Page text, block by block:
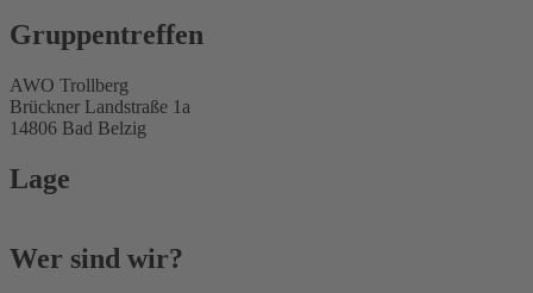
Gruppentreffen
AWO Trollberg
Brückner Landstraße 1a
14806 Bad Belzig
Lage
Wer sind wir?